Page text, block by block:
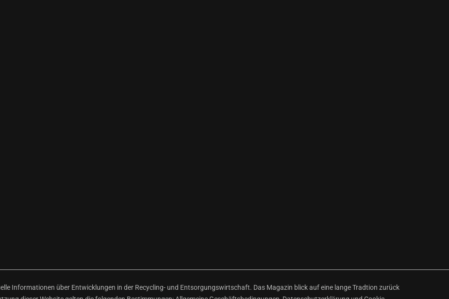
Informationen über Entwicklungen in der Recycling- und Entsorgungswirtschaft. Das Magazin blick auf eine lange Tradtion zurück